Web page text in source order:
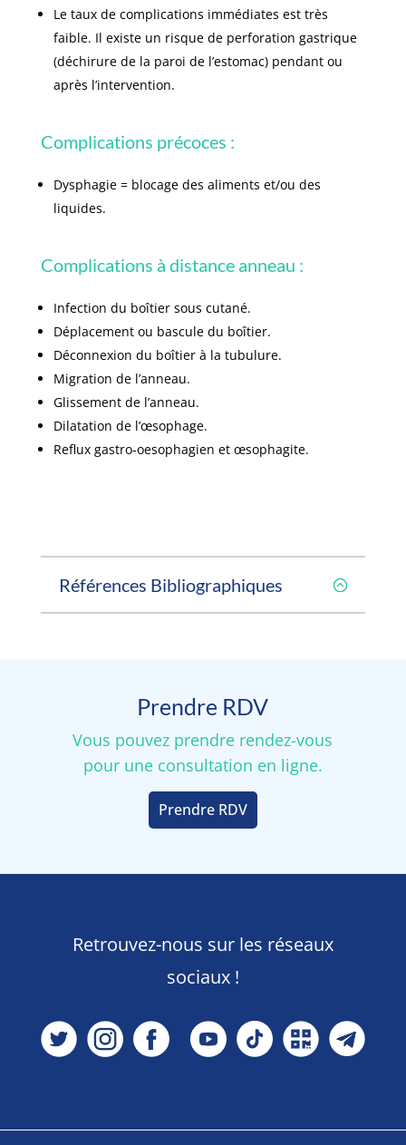
Le taux de complications immédiates est très
faible. Il existe un risque de perforation gastrique
(déchirure de la paroi de l’estomac) pendant ou
après l’intervention.
Complications précoces :
Dysphagie = blocage des aliments et/ou des
liquides.
Complications à distance anneau :
Infection du boîtier sous cutané.
Déplacement ou bascule du boîtier.
Déconnexion du boîtier à la tubulure.
Migration de l’anneau.
Glissement de l’anneau.
Dilatation de l’œsophage.
Reflux gastro-oesophagien et œsophagite.
Références Bibliographiques
Prendre RDV
Vous pouvez prendre rendez-vous
pour une consultation en ligne.
Prendre RDV
Retrouvez-nous sur les réseaux
sociaux !